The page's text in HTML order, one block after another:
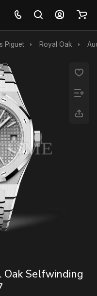
Piguet Royal Oak
Selfwinding